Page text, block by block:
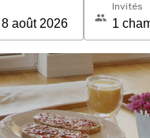
Invités